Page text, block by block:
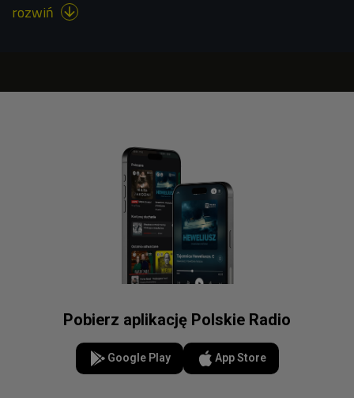
rozwiń 
Pobierz aplikację Polskie Radio
Google Play App Store